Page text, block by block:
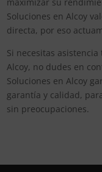
Soluciones en Alcoy
directa, por eso
Si necesitas
Alcoy, no dudes en
Soluciones en Alcoy
garantía y calidad,
sin preocupaciones.